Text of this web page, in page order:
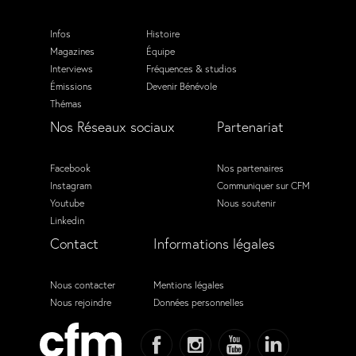
Infos
Magazines
Interviews
Émissions
Thémas
Histoire
Équipe
Fréquences & studios
Devenir Bénévole
Nos Réseaux sociaux
Facebook
Instagram
Youtube
Linkedin
Partenariat
Nos partenaires
Communiquer sur CFM
Nous soutenir
Contact
Nous contacter
Nous rejoindre
Informations légales
Mentions légales
Données personnelles